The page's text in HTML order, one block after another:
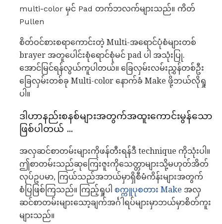
multi-color မှင် Pad တက်ဘလက်များသည်။ ကိတ်
Pullen
စိတ်ဝင်စားစရာကောင်းတဲ့ Multi-အရောင်ပုံစံများတစ်
brayer အတူပေါင်းစုံရောင်စုံမင် pad ပါ အသုံးပြု.
အောင်မြင်ရန်လွယ်ကူပါတယ်။ ခြေလှမ်းလမ်းညွှန်တစ်ဦး
ခြေလှမ်းတစ်ခု Multi-color နောက်ခံ Make ဖို့ဘယ်လိုရှု
ပါ။
ဒါဟာနည်းစနစ်များအတွက်အထူးကောင်းမွန်သော
ဖြစ်ပါတယ် ...
အလှဆင်စာတမ်းများကိုဖန်တီးရန်ဒီ technique ကိုသုံးပါ။
ဤစာတမ်းသည်ဆုကြေးဇူးကိုသေတ္တာများသို့မဟုတ်အိတ်
လုပ်ဥပမာ, ကြယ်သည်အဘယ်မှာရှိစီမံကိန်းများအတွက်
စံပြဖြစ်ကြသည်။ ကြည့်ရှုပါ စက္ကူပုစတား Make အလှ
ဆင်စာတမ်းများသော့ချက်အင်္ဂါရပ်များမှာဘယ်မှာစိတ်ကူး
များသည်။